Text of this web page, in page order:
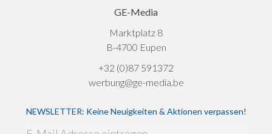
GE-Media
Marktplatz 8
B-4700 Eupen
+32 (0)87 591372
werbung@ge-media.be
NEWSLETTER: Keine Neuigkeiten & Aktionen verpassen!